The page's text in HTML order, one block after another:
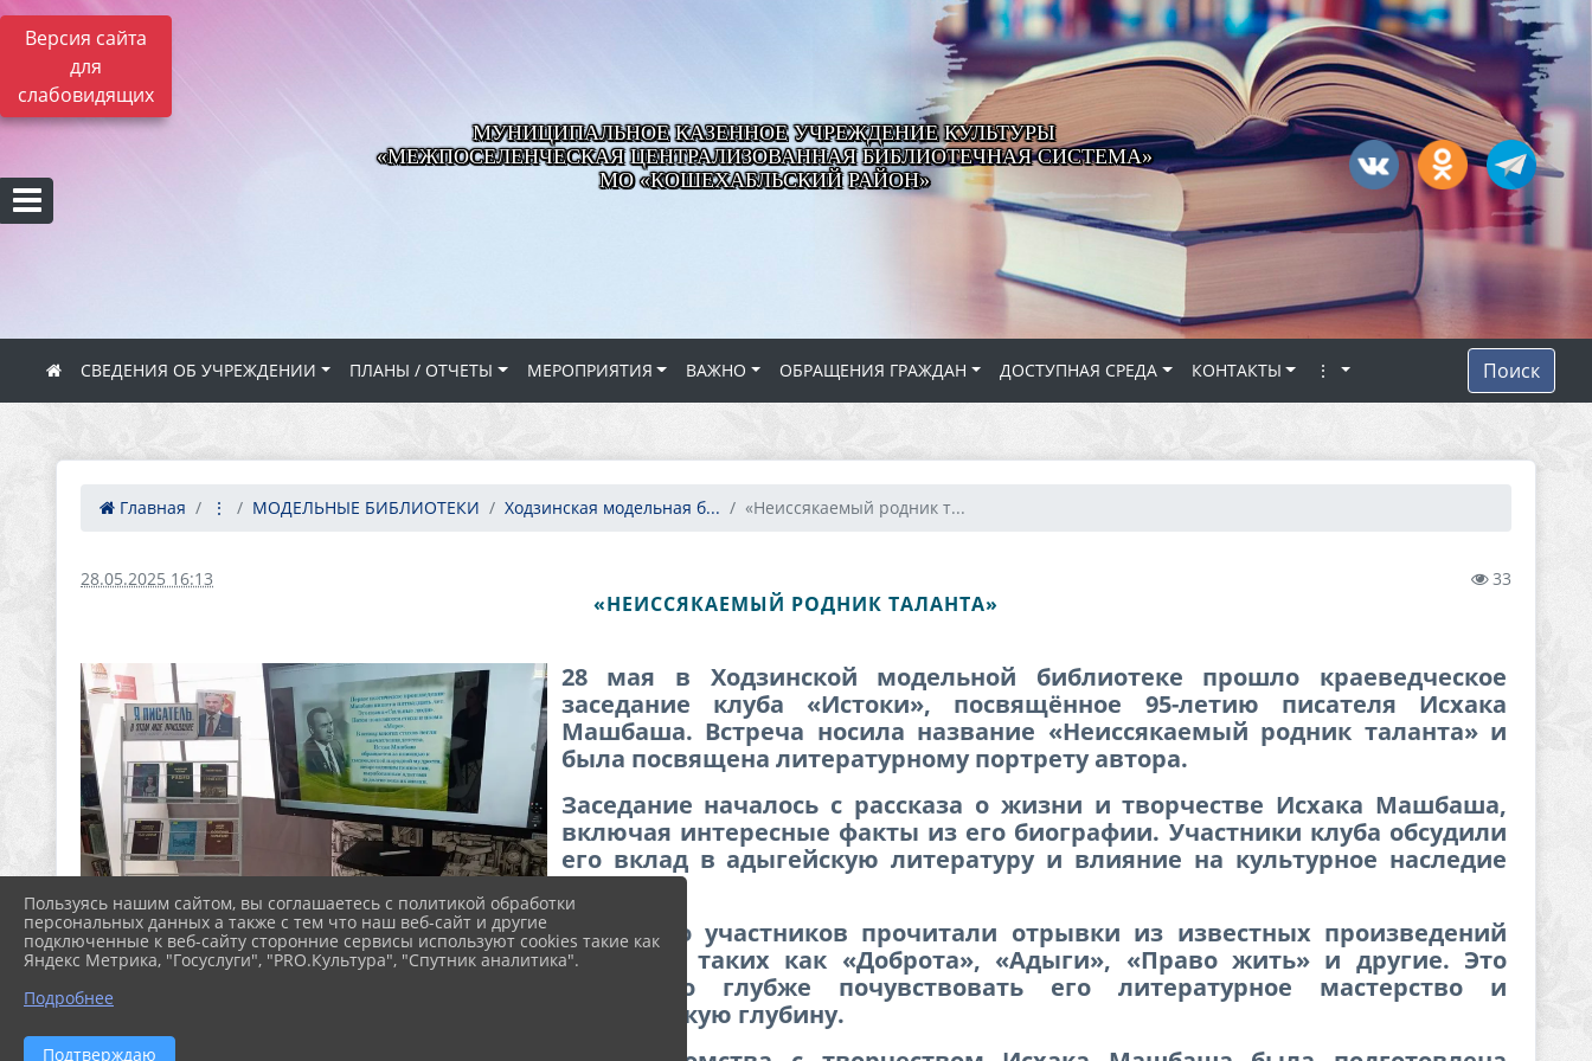
Версия сайта
для
слабовидящих
МУНИЦИПАЛЬНОЕ КАЗЕННОЕ УЧРЕЖДЕНИЕ КУЛЬТУРЫ
«МЕЖПОСЕЛЕНЧЕСКАЯ ЦЕНТРАЛИЗОВАННАЯ БИБЛИОТЕЧНАЯ СИСТЕМА»
МО «КОШЕХАБЛЬСКИЙ РАЙОН»
СВЕДЕНИЯ ОБ УЧРЕЖДЕНИИ ПЛАНЫ / ОТЧЕТЫ МЕРОПРИЯТИЯ ВАЖНО ОБРАЩЕНИЯ ГРАЖДАН ДОСТУПНАЯ СРЕДА КОНТАКТЫ ⋮ Поиск
Главная ⋮ МОДЕЛЬНЫЕ БИБЛИОТЕКИ Ходзинская модельная б... «Неиссякаемый родник т...
28.05.2025 16:13 33
«НЕИССЯКАЕМЫЙ РОДНИК ТАЛАНТА»
28 мая в Ходзинской модельной библиотеке прошло краеведческое
заседание клуба «Истоки», посвящённое 95-летию писателя Исхака
Машбаша. Встреча носила название «Неиссякаемый родник таланта» и
была посвящена литературному портрету автора.
Заседание началось с рассказа о жизни и творчестве Исхака Машбаша,
включая интересные факты из его биографии. Участники клуба обсудили
его вклад в адыгейскую литературу и влияние на культурное наследие
региона.
Несколько участников прочитали отрывки из известных произведений
писателя, таких как «Доброта», «Адыги», «Право жить» и другие. Это
позволило глубже почувствовать его литературное мастерство и
философскую глубину.
Пользуясь нашим сайтом, вы соглашаетесь с политикой обработки
персональных данных а также с тем что наш веб-сайт и другие
подключенные к веб-сайту сторонние сервисы используют cookies такие как
Яндекс Метрика, "Госуслуги", "PRO.Культура", "Спутник аналитика".
Подробнее
Подтверждаю